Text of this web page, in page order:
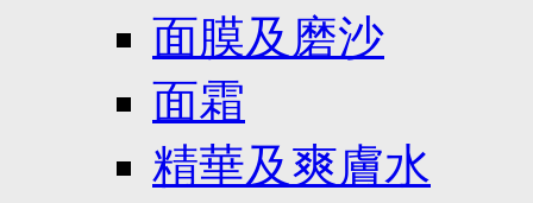
面膜及磨沙
面霜
精華及爽膚水